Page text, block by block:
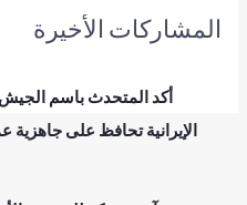
المشاركات الأخيرة
أكد المتحدث باسم الجيش
الإيرانية تحافظ على جاهزية